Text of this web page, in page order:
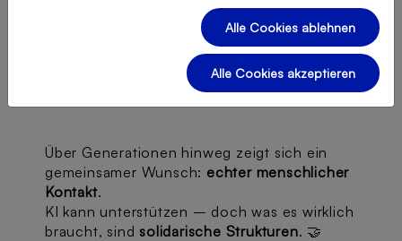
Juan Moreno(u. a.DER
Über Generationen hinweg zeigt sich ein
gemeinsamer Wunsch: echter menschlicher
Kontakt.
KI kann unterstützen – doch was es wirklich
braucht, sind solidarische Strukturen. 🤝
Alle Cookies ablehnen
Alle Cookies akzeptieren